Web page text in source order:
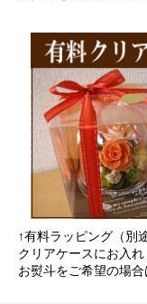
↑有料ラッピング（別
クリアケースにお入
お熨斗をご希望の場